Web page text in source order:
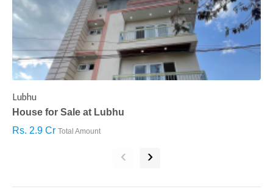
Lubhu
House for Sale at Lubhu
Rs. 2.9 Cr Total Amount
‹ ›